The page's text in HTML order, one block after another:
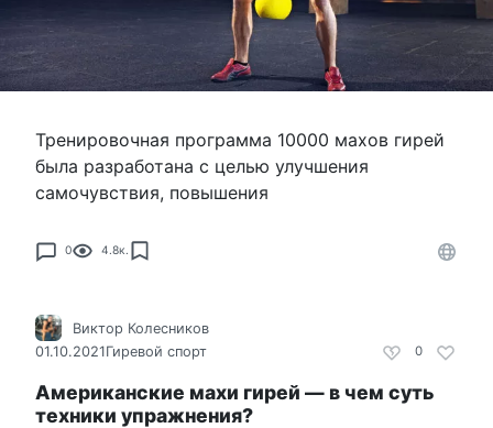
Тренировочная программа 10000 махов гирей
была разработана с целью улучшения
самочувствия, повышения
0 4.8к.
0
Виктор Колесников
01.10.2021Гиревой спорт
Американские махи гирей — в чем суть
техники упражнения?